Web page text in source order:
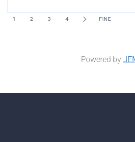
1 2 3 4 FINE
Powered by